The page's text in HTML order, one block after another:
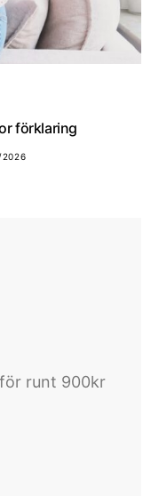
förklaring
runt 900kr